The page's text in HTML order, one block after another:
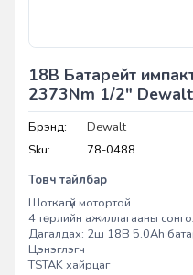
18В Батарейт
2373Nm 1/2"
Брэнд:
Dewalt
Sku:
78-0488
Товч тайлбар
Шоткагүй мотортой
4 төрлийн ажиллагааны
Дагалдах: 2ш 18В 5.0Ah
Цэнэглэгч
TSTAK хайрцаг